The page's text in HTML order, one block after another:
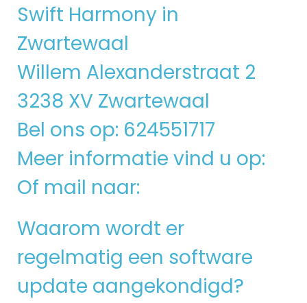
Swift Harmony in
Zwartewaal
Willem Alexanderstraat 2
3238 XV Zwartewaal
Bel ons op: 624551717
Meer informatie vind u op:
Of mail naar:
Waarom wordt er
regelmatig een software
update aangekondigd?